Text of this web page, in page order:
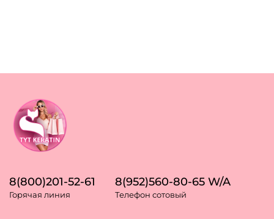
8(800)201-52-61
Горячая линия
8(952)560-80-65 W/A
Телефон сотовый